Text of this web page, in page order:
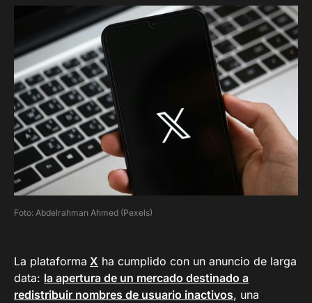
Foto: Abdelrahman Ahmed (Pexels)
La plataforma X ha cumplido con un anuncio de larga
data: la apertura de un mercado destinado a
redistribuir nombres de usuario inactivos, una